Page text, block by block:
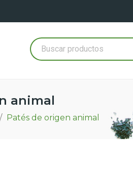
animal
Patés de origen animal